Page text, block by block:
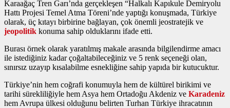
Karaağaç Tren Garı’nda gerçekleşen “Halkalı Kapıkule Demiryolu
Hattı Projesi Temel Atma Töreni’nde yaptığı konuşmada, Türkiye
olarak, üç kıtayı birbirine bağlayan, çok önemli jeostratejik ve
jeopolitik konuma sahip olduklarını ifade etti.
Burası örnek olarak yaratılmış makale arasında bilgilendirme amacı
ile istediğiniz kadar çoğaltabileceğiniz ve 5 renk seçeneği olan,
sınırsız uzayıp kısalabilme esnekliğine sahip yapıda bir kutucuktur.
Türkiye’nin hem coğrafi konumuyla hem de kültürel birikimi ve
tarihi sürekliliğiyle hem Asya hem Ortadoğu Akdeniz ve Karadeniz
hem Avrupa ülkesi olduğunu belirten Turhan Türkiye ihracatının